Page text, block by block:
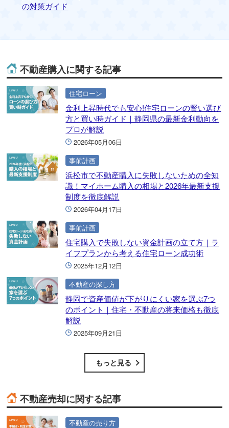
の対策ガイド
不動産購入に関する記事
住宅ローン
金利上昇時代でも安心!住宅ローンの賢い選び
方と買い時ガイド｜静岡県の最新金利動向を
プロが解説
2026年05月06日
事前計画
浜松市で不動産購入に失敗しないための全知
識！マイホーム購入の相場と2026年最新支援
制度を徹底解説
2026年04月17日
事前計画
住宅購入で失敗しない資金計画の立て方｜ラ
イフプランから考える住宅ローン成功術
2025年12月12日
不動産の探し方
静岡で資産価値が下がりにくい家を選ぶ7つ
のポイント｜住宅・不動産の将来価格も徹底
解説
2025年09月21日
もっと見る
不動産売却に関する記事
不動産の売り方